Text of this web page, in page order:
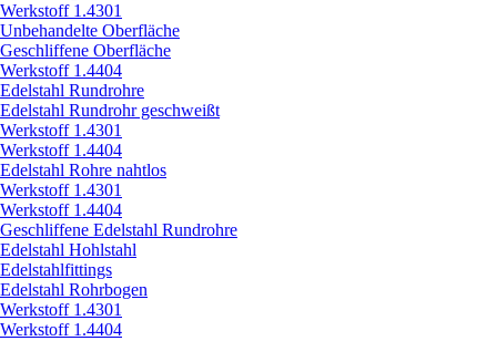
Werkstoff 1.4301
Unbehandelte Oberfläche
Geschliffene Oberfläche
Werkstoff 1.4404
Edelstahl Rundrohre
Edelstahl Rundrohr geschweißt
Werkstoff 1.4301
Werkstoff 1.4404
Edelstahl Rohre nahtlos
Werkstoff 1.4301
Werkstoff 1.4404
Geschliffene Edelstahl Rundrohre
Edelstahl Hohlstahl
Edelstahlfittings
Edelstahl Rohrbogen
Werkstoff 1.4301
Werkstoff 1.4404